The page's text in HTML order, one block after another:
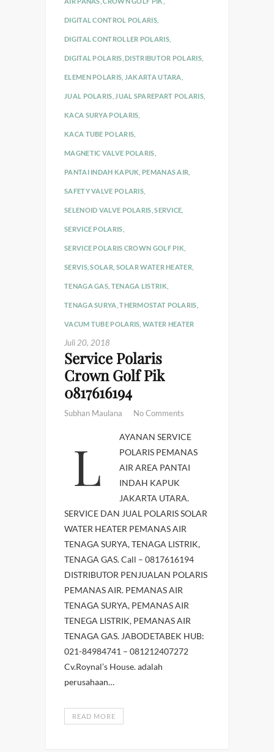
DIGITAL CONTROL POLARIS,
DIGITAL CONTROLLER POLARIS,
DIGITAL POLARIS ,DISTRIBUTOR POLARIS,
ELEMEN POLARIS JAKARTA UTARA
JUAL POLARIS JUAL SPAREPART POLARIS,
KACA SURYA POLARIS
KACA TUBE POLARIS
MAGNETIC VALVE POLARIS
PANTAI INDAH KAPUK PEMANAS AIR
SAFETY VALVE POLARIS
SELENOID VALVE POLARIS ,SERVICE
SERVICE POLARIS
SERVICE POLARIS CROWN GOLF PIK
SERVIS,SOLAR, SOLAR WATER HEATER,
TENAGA GAS TENAGA LISTRIK
TENAGA SURYA ,THERMOSTAT POLARIS
VACUM TUBE POLARIS ,WATER HEATER
Juli 20, 2018
Service Polaris
Crown Golf Pik
0817616194
Subhan Maulana No Comments
LAYANAN SERVICE
POLARIS PEMANAS
AIR AREA PANTAI
INDAH KAPUK
JAKARTA UTARA.
SERVICE DAN JUAL POLARIS SOLAR
WATER HEATER PEMANAS AIR
TENAGA SURYA, TENAGA LISTRIK,
TENAGA GAS. Call – 0817616194
DISTRIBUTOR PENJUALAN POLARIS
PEMANAS AIR. PEMANAS AIR
TENAGA SURYA, PEMANAS AIR
TENEGA LISTRIK, PEMANAS AIR
TENAGA GAS. JABODETABEK HUB:
021-84984741 – 081212407272
Cv.Roynal’s House. adalah
perusahaan…
READ MORE